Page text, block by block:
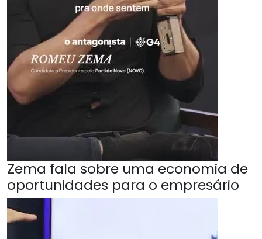
Zema fala sobre uma economia de
oportunidades para o empresário